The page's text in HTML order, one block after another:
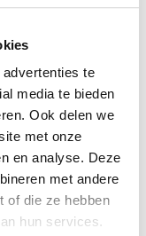
te
media te bieden
Ook delen we
met onze
en analyse. Deze
met andere
of die ze hebben
hun services.